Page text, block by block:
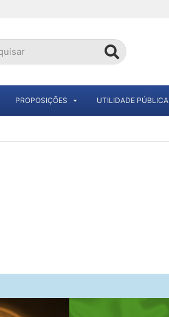
PROPOSIÇÕES UTILIDADE PÚBLICA